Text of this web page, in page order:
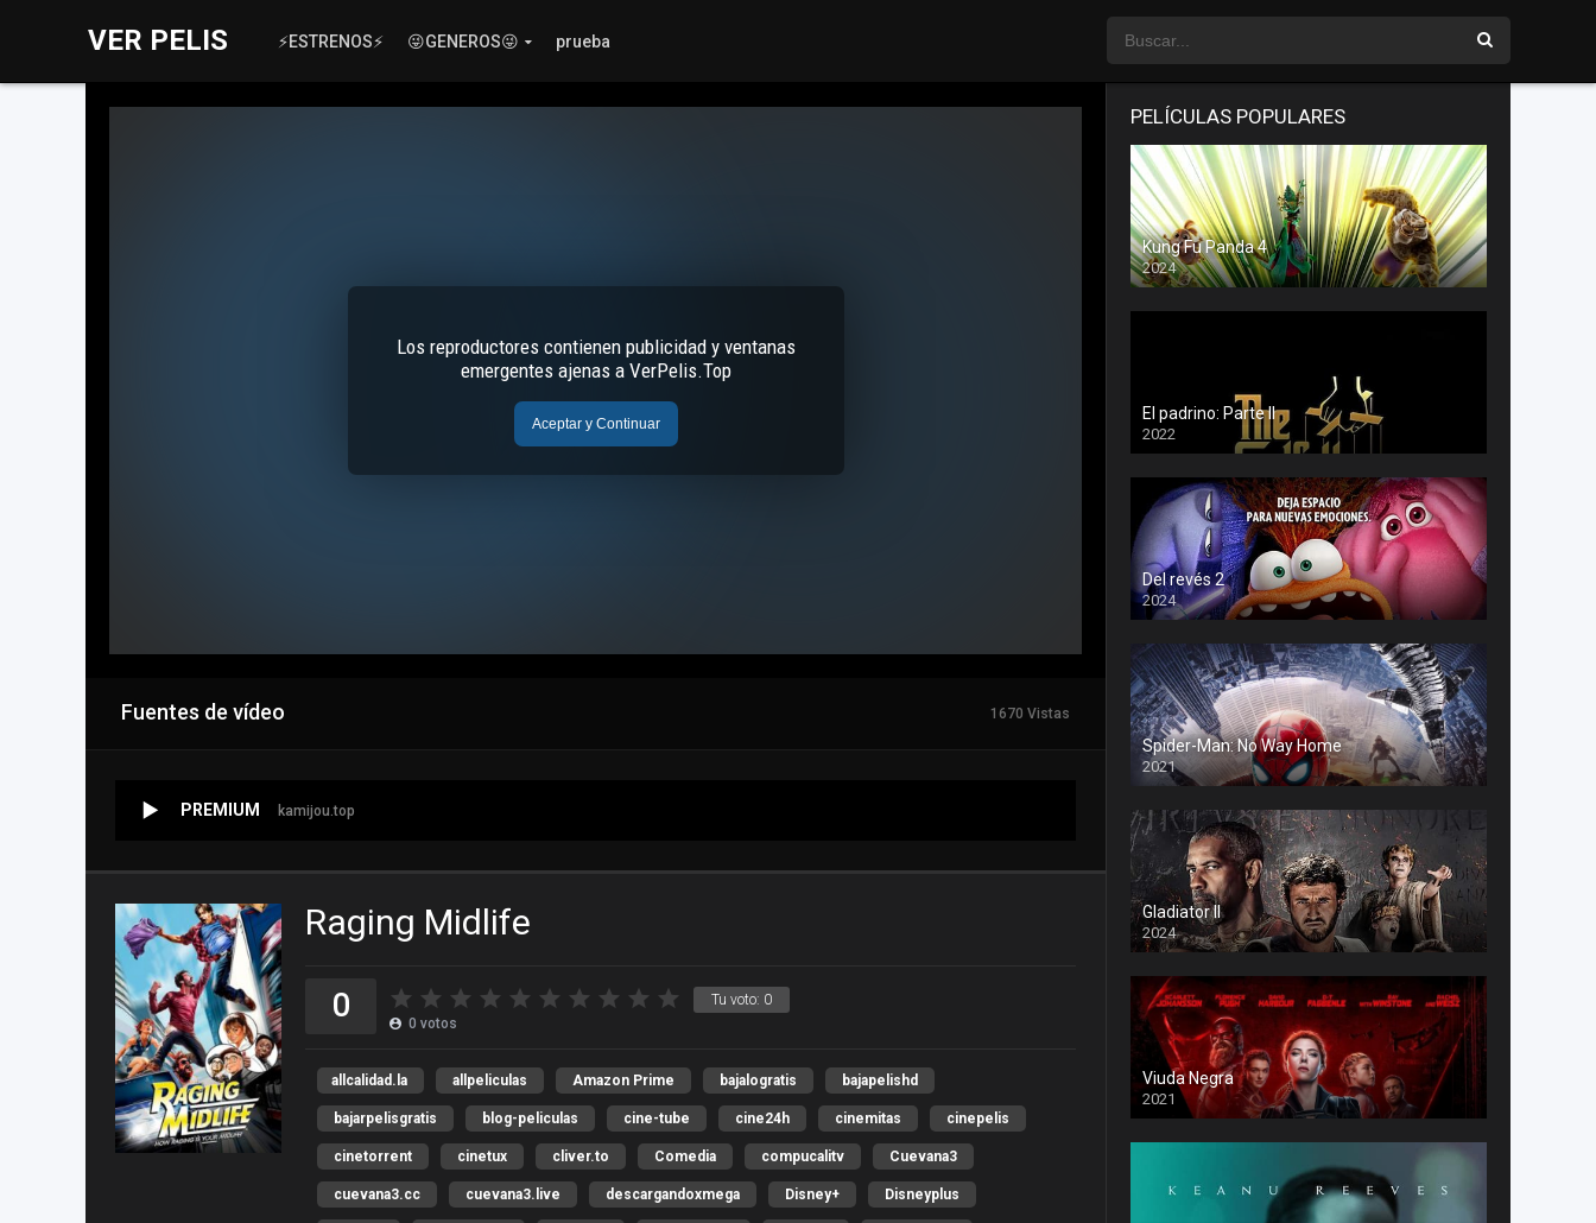
VER PELIS ⚡ESTRENOS⚡ 😜GENEROS😜 prueba
Fuentes de vídeo 1670 Vistas
PREMIUM kamijou.top
Raging Midlife
Tu voto: 0
0 0 votos
allcalidad.la allpeliculas Amazon Prime bajalogratis bajapelishd
bajarpelisgratis blog-peliculas cine-tube cine24h cinemitas cinepelis
cinetorrent cinetux cliver.to Comedia compucalitv Cuevana3
cuevana3.cc cuevana3.live descargandoxmega Disney+ Disneyplus
PELÍCULAS POPULARES
Kung Fu Panda 4
2024
El padrino: Parte II
2022
Del revés 2
2024
Spider-Man: No Way Home
2021
Gladiator II
2024
Viuda Negra
2021